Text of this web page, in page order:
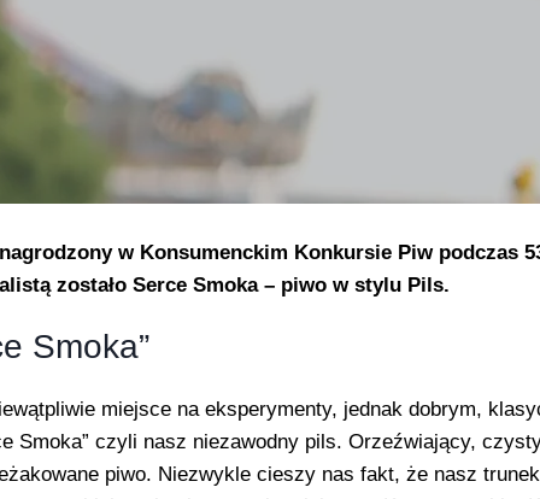
w Konsumenckim Konkursie Piw podczas
zostało Serce Smoka – piwo w stylu Pils.
Smoka”
miejsce na eksperymenty, jednak dobrym,
Smoka” czyli nasz niezawodny pils. Orzeźwiający,
piwo. Niezwykle cieszy nas fakt, że nasz